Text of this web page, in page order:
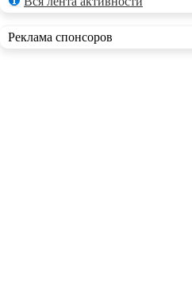
Реклама спонсоров